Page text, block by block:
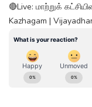
🔴Live: மாற்றுக்
Kazhagam |